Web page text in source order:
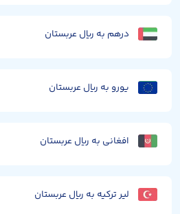
درهم به ریال عربستان
یورو به ریال عربستان
افغانی به ریال عربستان
لیر ترکیه به ریال عربستان